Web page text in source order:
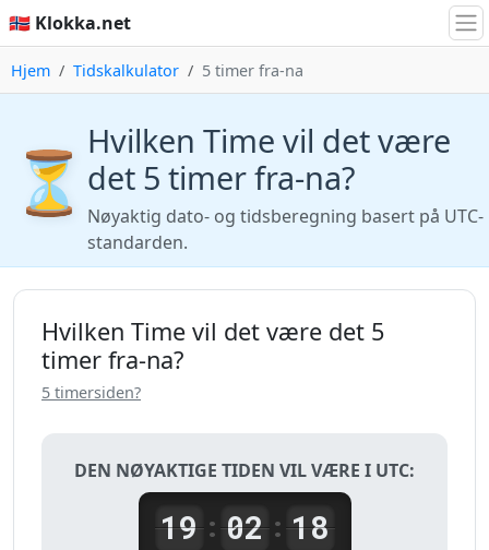
🇳🇴 Klokka.net
Hjem Tidskalkulator 5 timer fra-na
⏳ Hvilken Time vil det være
det 5 timer fra-na?
Nøyaktig dato- og tidsberegning basert på UTC-
standarden.
Hvilken Time vil det være det 5
timer fra-na?
5 timersiden?
DEN NØYAKTIGE TIDEN VIL VÆRE I UTC:
19: 02: 18